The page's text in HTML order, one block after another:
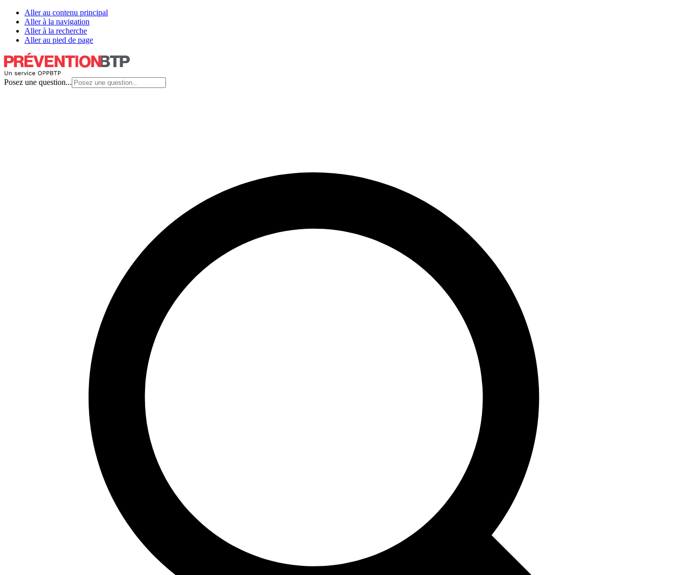
Aller au contenu principal
Aller à la navigation
Aller à la recherche
Aller au pied de page
Posez une question...